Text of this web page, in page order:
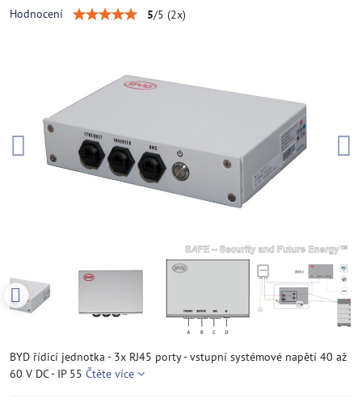
Hodnocení 5/5 (2x)
BYD řídicí jednotka - 3x RJ45 porty - vstupní systémové napětí 40 až
60 V DC - IP 55 Čtěte více